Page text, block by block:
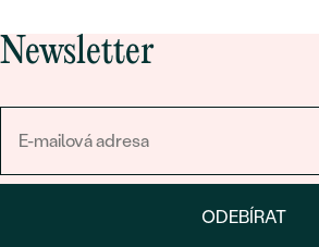
Newsletter
ODEBÍRAT